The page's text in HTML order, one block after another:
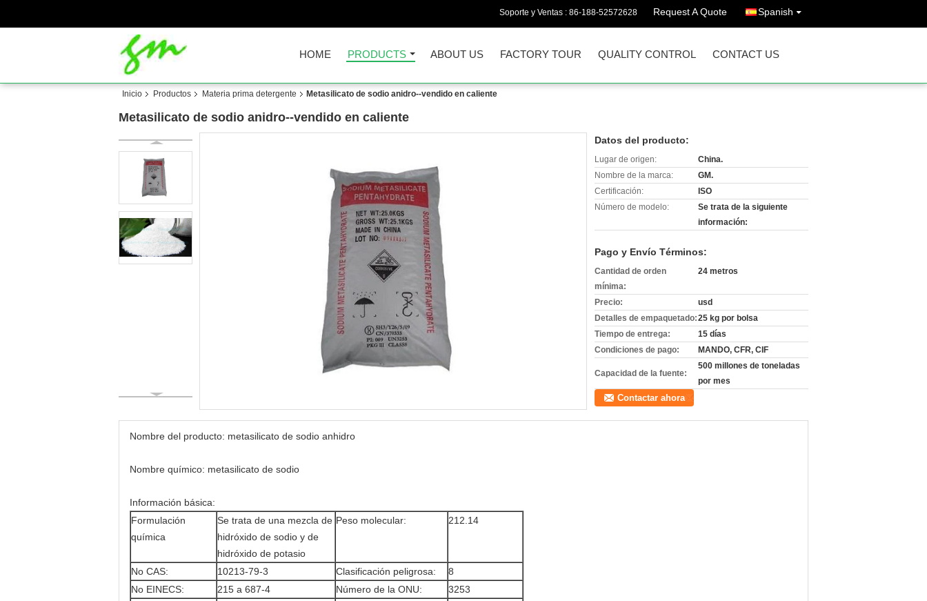
Soporte y Ventas : 86-188-52572628 Request A Quote Spanish
HOME PRODUCTS ABOUT US FACTORY TOUR QUALITY CONTROL CONTACT US
Inicio Productos Materia prima detergente Metasilicato de sodio anidro--vendido en caliente
Metasilicato de sodio anidro--vendido en caliente
Datos del producto:
Lugar de origen:
China.
Nombre de la marca:
GM.
Certificación:
ISO
Número de modelo:
Se trata de la siguiente
información:
Pago y Envío Términos:
Cantidad de orden
mínima:
24 metros
Precio:
usd
Detalles de empaquetado:25 kg por bolsa
Tiempo de entrega:
15 días
Condiciones de pago:
MANDO, CFR, CIF
Capacidad de la fuente:
500 millones de toneladas
por mes
Contactar ahora
Nombre del producto: metasilicato de sodio anhidro
Nombre químico: metasilicato de sodio
Información básica:
Formulación
química
Se trata de una mezcla de
hidróxido de sodio y de
hidróxido de potasio
Peso molecular: 212.14
No CAS: 10213-79-3 Clasificación peligrosa:
8
No EINECS:
215 a 687-4 Número de la ONU:
3253